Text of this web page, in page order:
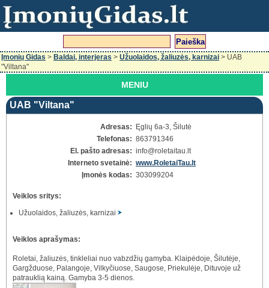
Įmonių Gidas > Baldai, interjeras > Užuolaidos, žaliuzės, karnizai > UAB
"Viltana"
MENIU
UAB "Viltana"
Adresas:
Ęglių 6a-3, Šilutė
Telefonas: 863791346
El. pašto adresas: info@roletaitau.lt
Interneto svetainė: www.RoletaiTau.lt
Įmonės kodas: 303099204
Veiklos sritys:
Užuolaidos, žaliuzės, karnizai
Veiklos aprašymas:
Roletai, žaliuzės, tinkleliai nuo vabzdžių gamyba. Klaipėdoje, Šilutėje,
Gargžduose, Palangoje, Vilkyčiuose, Saugose, Priekulėje, Dituvoje už
patrauklią kainą. Gamyba 3-5 dienos.